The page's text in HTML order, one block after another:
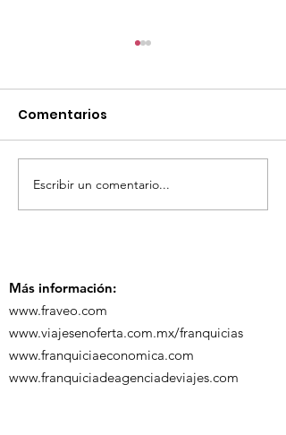
TourTravelynByFraveo
participó en la
Comentarios
Escribir un comentario...
Más información:
www.fraveo.com
www.viajesenoferta.com.mx/franquicias
www.franquiciaeconomica.com
www.franquiciadeagenciadeviajes.com